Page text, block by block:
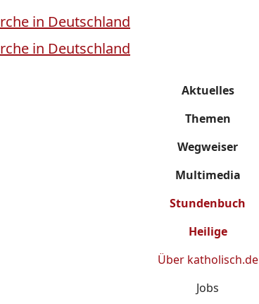
Aktuelles
Themen
Wegweiser
Multimedia
Stundenbuch
Heilige
Über katholisch.de
Jobs